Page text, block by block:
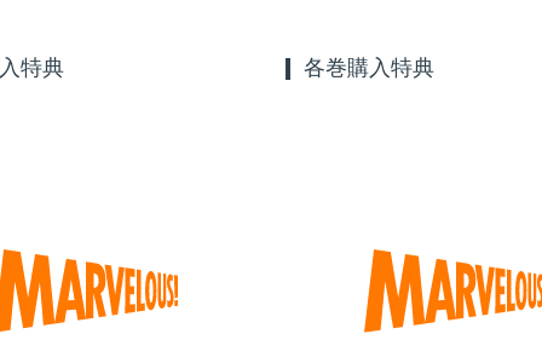
特典 各巻購入特典